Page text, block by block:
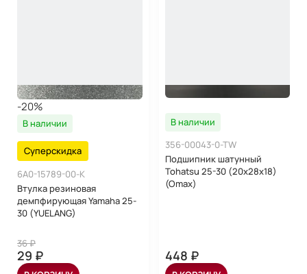
-20%
В наличии
Суперскидка
6A0-15789-00-K
Втулка резиновая
демпфирующая Yamaha 25-
30 (YUELANG)
36 ₽
29 ₽
В наличии
356-00043-0-TW
Подшипник шатунный
Tohatsu 25-30 (20x28x18)
(Omax)
448 ₽